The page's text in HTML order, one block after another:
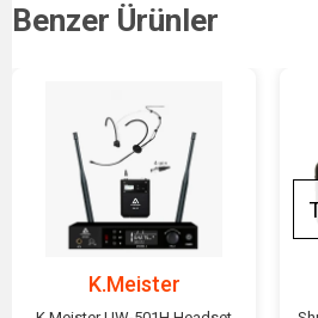
Benzer Ürünler
K.Meister